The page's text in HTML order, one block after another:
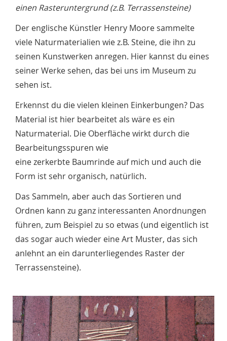
einen Rasteruntergrund (z.B. Terrassensteine)
Der englische Künstler Henry Moore sammelte
viele Naturmaterialien wie z.B. Steine, die ihn zu
seinen Kunstwerken anregen. Hier kannst du eines
seiner Werke sehen, das bei uns im Museum zu
sehen ist.
Erkennst du die vielen kleinen Einkerbungen? Das
Material ist hier bearbeitet als wäre es ein
Naturmaterial. Die Oberfläche wirkt durch die
Bearbeitungsspuren wie
eine zerkerbte Baumrinde auf mich und auch die
Form ist sehr organisch, natürlich.
Das Sammeln, aber auch das Sortieren und
Ordnen kann zu ganz interessanten Anordnungen
führen, zum Beispiel zu so etwas (und eigentlich ist
das sogar auch wieder eine Art Muster, das sich
anlehnt an ein darunterliegendes Raster der
Terrassensteine).